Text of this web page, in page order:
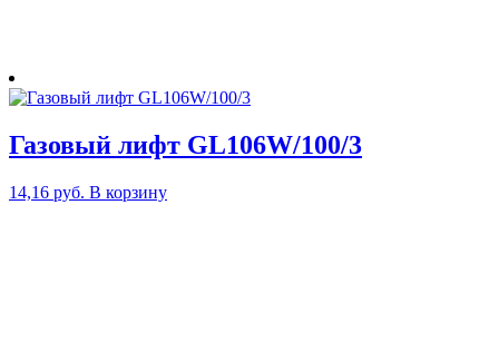
Газовый лифт GL106W/100/3
14,16 руб. В корзину